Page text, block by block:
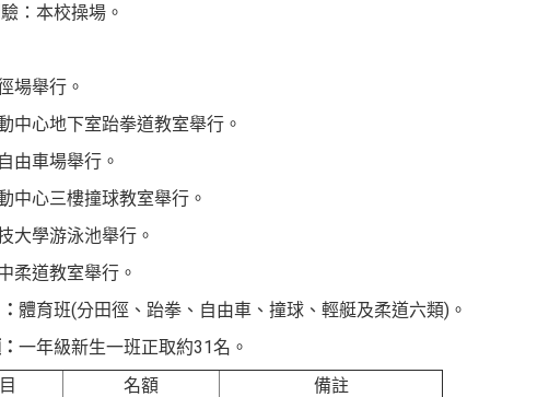
：本校操場。
場舉行。
中心地下室跆拳道教室舉行。
由車場舉行。
中心三樓撞球教室舉行。
大學游泳池舉行。
柔道教室舉行。
體育班(分田徑、跆拳、自由車、撞球、輕艇及柔道六類) 。
一年級新生一班正取約31名。
名額 備註